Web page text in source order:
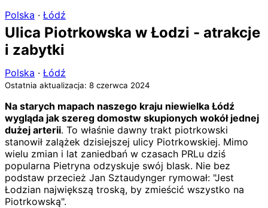
Polska · Łódź
Ulica Piotrkowska w Łodzi - atrakcje
i zabytki
Polska · Łódź
Ostatnia aktualizacja: 8 czerwca 2024
Na starych mapach naszego kraju niewielka Łódź
wygląda jak szereg domostw skupionych wokół jednej
dużej arterii. To właśnie dawny trakt piotrkowski
stanowił zalążek dzisiejszej ulicy Piotrkowskiej. Mimo
wielu zmian i lat zaniedbań w czasach PRLu dziś
popularna Pietryna odzyskuje swój blask. Nie bez
podstaw przecież Jan Sztaudynger rymował: "Jest
Łodzian największą troską, by zmieścić wszystko na
Piotrkowską".